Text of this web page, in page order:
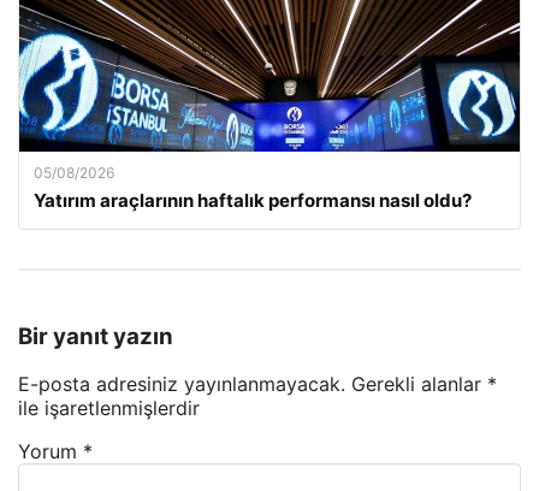
05/08/2026
Yatırım araçlarının haftalık performansı nasıl oldu?
Bir yanıt yazın
E-posta adresiniz yayınlanmayacak. Gerekli alanlar *
ile işaretlenmişlerdir
Yorum *